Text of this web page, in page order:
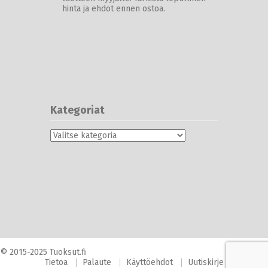
hinta ja ehdot ennen ostoa.
Kategoriat
Kategoriat
© 2015-2025 Tuoksut.fi
Tietoa
Palaute Käyttöehdot
Uutiskirje